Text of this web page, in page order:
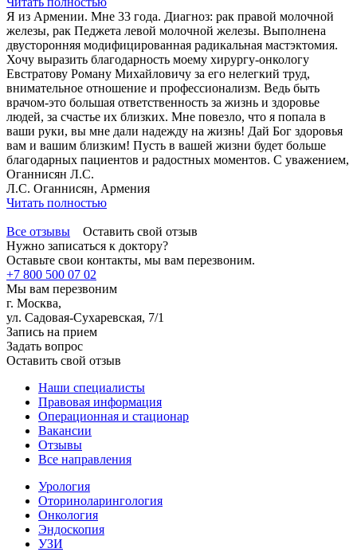
Я из Армении. Мне 33 года. Диагноз: рак правой молочной
железы, рак Педжета левой молочной железы. Выполнена
двусторонняя модифицированная радикальная мастэктомия.
Хочу выразить благодарность моему хирургу-онкологу
Евстратову Роману Михайловичу за его нелегкий труд,
внимательное отношение и профессионализм. Ведь быть
врачом-это большая ответственность за жизнь и здоровье
людей, за счастье их близких. Мне повезло, что я попала в
ваши руки, вы мне дали надежду на жизнь! Дай Бог здоровья
вам и вашим близким! Пусть в вашей жизни будет больше
благодарных пациентов и радостных моментов. С уважением,
Оганнисян Л.С.
Л.С. Оганнисян, Армения
Читать полностью
Все отзывы
Оставить свой отзыв
Нужно записаться к доктору?
Оставьте свои контакты, мы вам перезвоним.
+7 800 500 07 02
Мы вам перезвоним
г. Москва,
ул. Садовая-Сухаревская, 7/1
Запись на прием
Задать вопрос
Оставить свой отзыв
Наши специалисты
Правовая информация
Операционная и стационар
Вакансии
Отзывы
Все направления
Урология
Оториноларингология
Онкология
Эндоскопия
УЗИ